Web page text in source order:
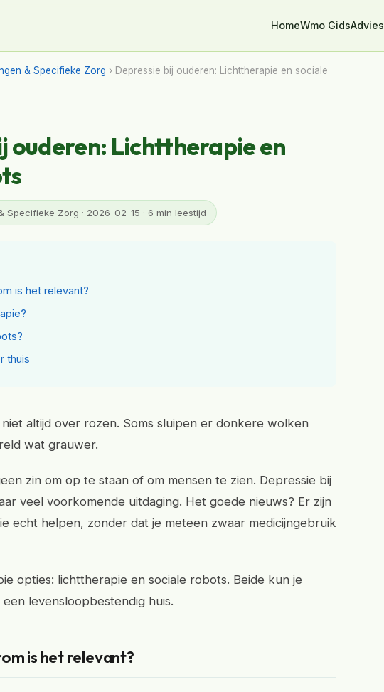
HomeWmo GidsAdvies
& Specifieke Zorg › Depressie bij ouderen: Lichttherapie en sociale
ouderen: Lichttherapie en
Specifieke Zorg · 2026-02-15 · 6 min leestijd
is het relevant?
thuis
altijd over rozen. Soms sluipen er donkere wolken
wat grauwer.
zin om op te staan of om mensen te zien. Depressie bij
veel voorkomende uitdaging. Het goede nieuws? Er zijn
echt helpen, zonder dat je meteen zwaar medicijngebruik
opties: lichttherapie en sociale robots. Beide kun je
levensloopbestendig huis.
is het relevant?